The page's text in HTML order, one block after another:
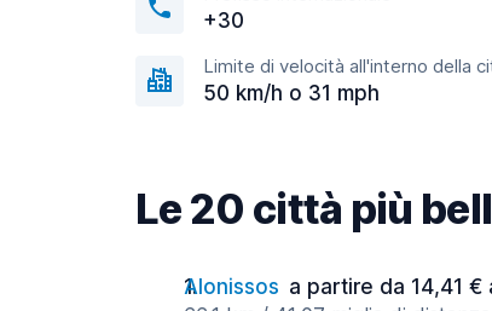
+30
Limite di velocità all'interno della
50 km/h o 31 mph
Le 20 città più
Alonissos a partire da 14,41 €